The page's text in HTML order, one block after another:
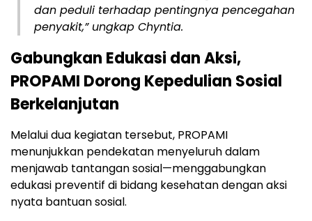
dan peduli terhadap pentingnya pencegahan
penyakit,” ungkap Chyntia.
Gabungkan Edukasi dan Aksi,
PROPAMI Dorong Kepedulian Sosial
Berkelanjutan
Melalui dua kegiatan tersebut, PROPAMI
menunjukkan pendekatan menyeluruh dalam
menjawab tantangan sosial—menggabungkan
edukasi preventif di bidang kesehatan dengan aksi
nyata bantuan sosial.